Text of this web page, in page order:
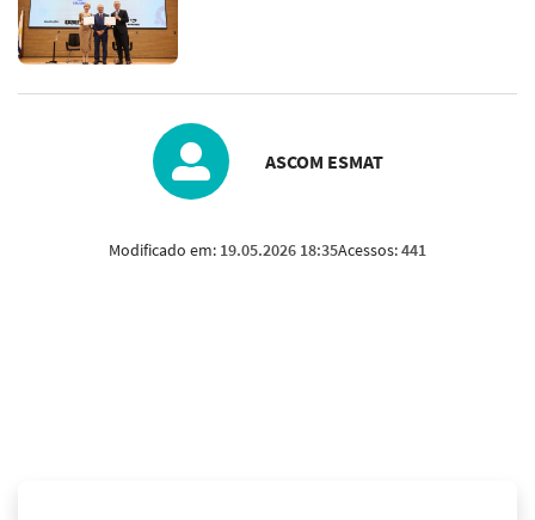
ASCOM ESMAT
Modificado em: 19.05.2026 18:35Acessos:441